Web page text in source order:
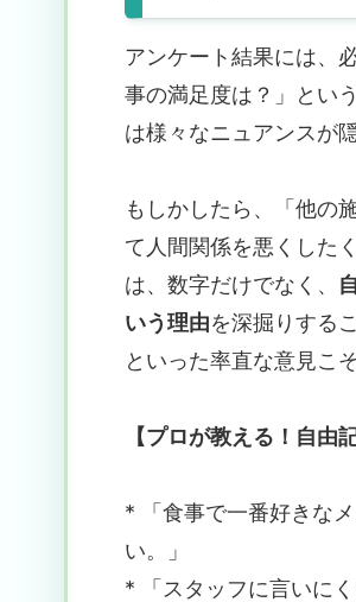
アンケート結果には、
事の満足度は？」とい
は様々なニュアンスが
もしかしたら、「他の
て人間関係を悪くした
は、数字だけでなく、
いう理由を深掘りする
といった率直な意見こ
【プロが教える！自由
* 「食事で一番好きな
い。」
* 「スタッフに言いに